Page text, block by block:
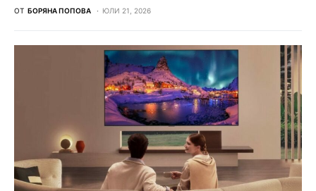
ОТ БОРЯНА ПОПОВА ЮЛИ 21, 2026